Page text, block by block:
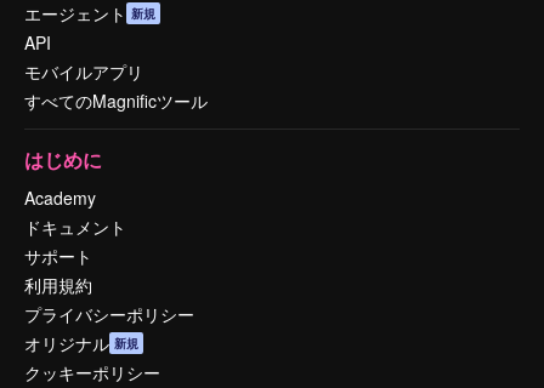
エージェント 新規
API
モバイルアプリ
すべてのMagnificツール
はじめに
Academy
ドキュメント
サポート
利用規約
プライバシーポリシー
オリジナル 新規
クッキーポリシー